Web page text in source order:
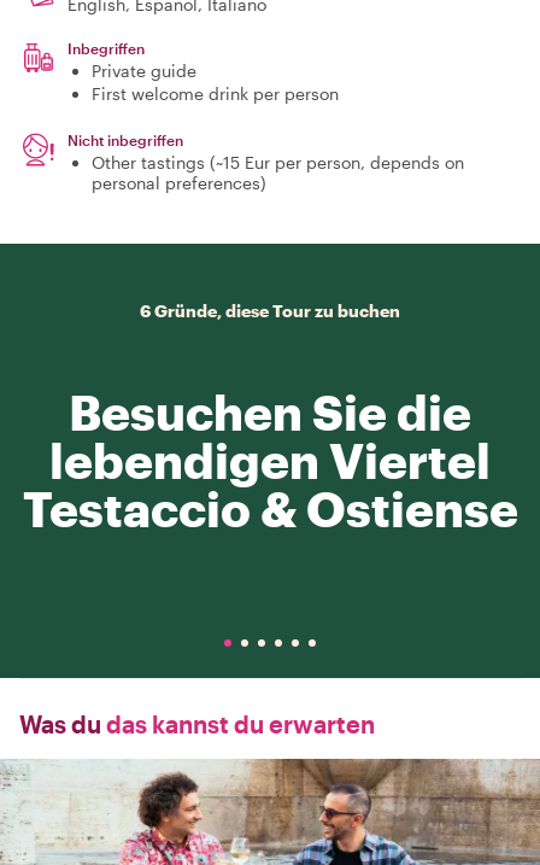
English, Español, Italiano
Inbegriffen
Private guide
First welcome drink per person
Nicht inbegriffen
Other tastings (~15 Eur per person, depends on
personal preferences)
6 Gründe, diese Tour zu buchen
Besuchen Sie die
lebendigen Viertel
Testaccio & Ostiense
Was du das kannst du erwarten